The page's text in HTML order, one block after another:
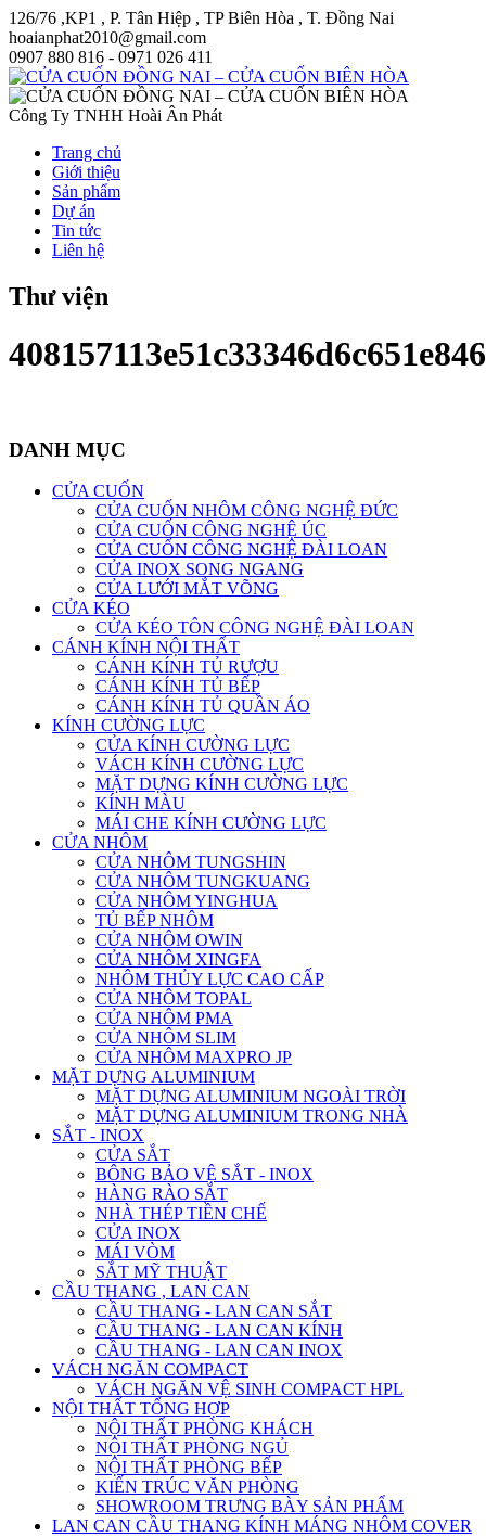
126/76 ,KP1 , P. Tân Hiệp , TP Biên Hòa , T. Đồng Nai
hoaianphat2010@gmail.com
0907 880 816 - 0971 026 411
Công Ty TNHH Hoài Ân Phát
Trang chủ
Giới thiệu
Sản phẩm
Dự án
Tin tức
Liên hệ
Thư viện
DANH MỤC
CỬA CUỐN
CỬA CUỐN NHÔM CÔNG NGHỆ ĐỨC
CỬA CUỐN CÔNG NGHỆ ÚC
CỬA CUỐN CÔNG NGHỆ ĐÀI LOAN
CỬA INOX SONG NGANG
CỬA LƯỚI MẮT VÕNG
CỬA KÉO
CỬA KÉO TÔN CÔNG NGHỆ ĐÀI LOAN
CÁNH KÍNH NỘI THẤT
CÁNH KÍNH TỦ RƯỢU
CÁNH KÍNH TỦ BẾP
CÁNH KÍNH TỦ QUẦN ÁO
KÍNH CƯỜNG LỰC
CỬA KÍNH CƯỜNG LỰC
VÁCH KÍNH CƯỜNG LỰC
MẶT DỰNG KÍNH CƯỜNG LỰC
KÍNH MÀU
MÁI CHE KÍNH CƯỜNG LỰC
CỬA NHÔM
CỬA NHÔM TUNGSHIN
CỬA NHÔM TUNGKUANG
CỬA NHÔM YINGHUA
TỦ BẾP NHÔM
CỬA NHÔM OWIN
CỬA NHÔM XINGFA
NHÔM THỦY LỰC CAO CẤP
CỬA NHÔM TOPAL
CỬA NHÔM PMA
CỬA NHÔM SLIM
CỬA NHÔM MAXPRO JP
MẶT DỰNG ALUMINIUM
MẶT DỰNG ALUMINIUM NGOÀI TRỜI
MẶT DỰNG ALUMINIUM TRONG NHÀ
SẮT - INOX
CỬA SẮT
BÔNG BẢO VỆ SẮT - INOX
HÀNG RÀO SẮT
NHÀ THÉP TIỀN CHẾ
CỬA INOX
MÁI VÒM
SẮT MỸ THUẬT
CẦU THANG , LAN CAN
CẦU THANG - LAN CAN SẮT
CẦU THANG - LAN CAN KÍNH
CẦU THANG - LAN CAN INOX
VÁCH NGĂN COMPACT
VÁCH NGĂN VỆ SINH COMPACT HPL
NỘI THẤT TỔNG HỢP
NỘI THẤT PHÒNG KHÁCH
NỘI THẤT PHÒNG NGỦ
NỘI THẤT PHÒNG BẾP
KIẾN TRÚC VĂN PHÒNG
SHOWROOM TRƯNG BÀY SẢN PHẨM
LAN CAN CẦU THANG KÍNH MÁNG NHÔM COVER